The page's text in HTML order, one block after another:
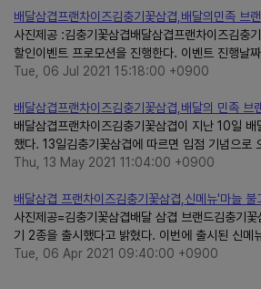
배달삼겹프랜차이즈김충기꽃삼겹,배달의민족 브
사진제공 :김충기꽃삼겹배달삼겹프랜차이즈김
할인이벤트 프로모션을 진행한다. 이벤트 진행날
Tue, 06 Jul 2021 15:18:00 +0900
배달삼겹프랜차이즈김충기꽃삼겹,배달의 민족
배달삼겹프랜차이즈김충기꽃삼겹이 지난 10일
했다. 13일김충기꽃삼겹에 따르면 입점 기념으로
Thu, 13 May 2021 11:04:00 +0900
배달삼겹 프랜차이즈김충기꽃삼겹,신메뉴'마늘 불
사진제공=김충기꽃삼겹배달 삼겹 브랜드김충기
기 2종을 출시했다고 밝혔다. 이번에 출시된 신메
Tue, 06 Apr 2021 09:40:00 +0900